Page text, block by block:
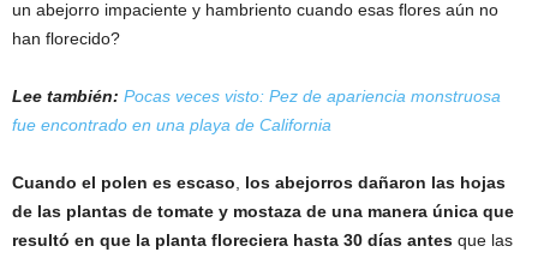
un abejorro impaciente y hambriento cuando esas flores aún no
han florecido?
Lee también: Pocas veces visto: Pez de apariencia monstruosa
fue encontrado en una playa de California
Cuando el polen es escaso
los abejorros dañaron las hojas
de las plantas de tomate y mostaza de una manera única que
resultó en que la planta floreciera hasta 30 días antes que las